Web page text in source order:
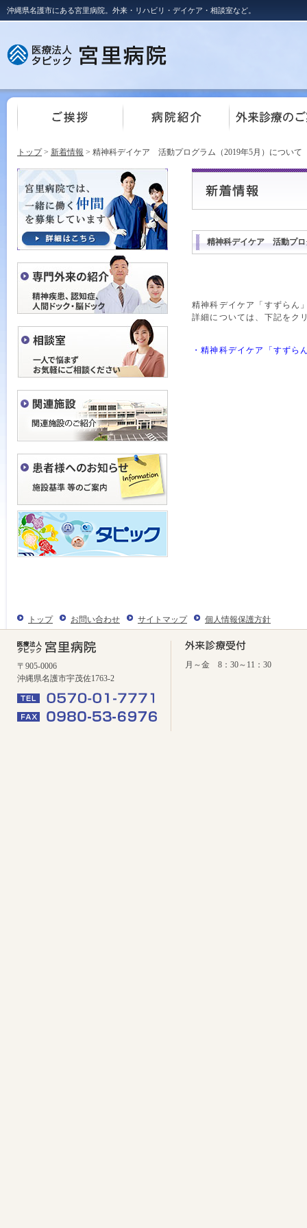
沖縄県名護市にある宮里病院。外来・リハビリ・デイケア・相談室など。
トップ> 新着情報 > 精神科デイケア 活動プログラム（2019年5月）について
精神科デイケア 活動プロ
精神科デイケア「すずらん
詳細については、下記をク
・精神科デイケア「すずら
トップ お問い合わせ サイトマップ 個人情報保護方針
〒905-0006
沖縄県名護市宇茂佐1763-2
月～金 8：30～11：30